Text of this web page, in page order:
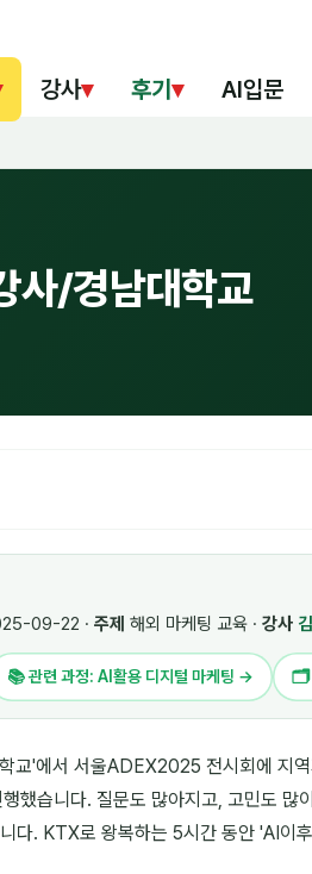
강사▾ 후기 ▾ AI입문
사/경남대학교
09-22 · 주제 해외 마케팅 교육 · 강사
📚 관련 과정: AI활용 디지털 마케팅 → 🗂
교'에서 서울ADEX2025 전시회에 지
했습니다. 질문도 많아지고, 고민도 많
다. KTX로 왕복하는 5시간 동안 'AI이